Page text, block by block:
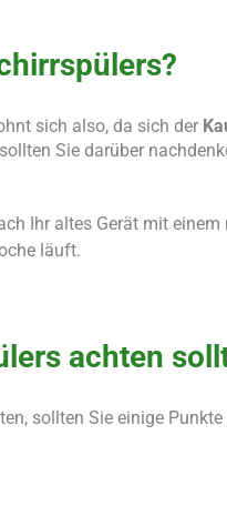
sich also, da sich der
Sie darüber
Ihr altes Gerät mit
läuft.
achten
sollten Sie einige